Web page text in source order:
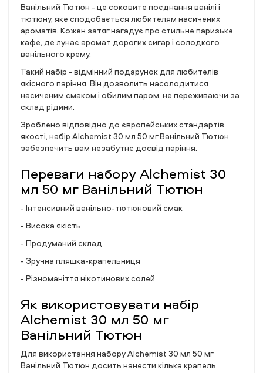
Ванільний Тютюн - це соковите поєднання ванілі і
тютюну, яке сподобається любителям насичених
ароматів. Кожен затяг нагадує про стильне паризьке
кафе, де лунає аромат дорогих сигар і солодкого
ванільного крему.
Такий набір - відмінний подарунок для любителів
якісного паріння. Він дозволить насолодитися
насиченим смаком і обилим паром, не переживаючи за
склад рідини.
Зроблено відповідно до європейських стандартів
якості, набір Alchemist 30 мл 50 мг Ванільний Тютюн
забезпечить вам незабутнє досвід паріння.
Переваги набору Alchemist 30
мл 50 мг Ванільний Тютюн
- Інтенсивний ванільно-тютюновий смак
- Висока якість
- Продуманий склад
- Зручна пляшка-крапельниця
- Різноманіття нікотинових солей
Як використовувати набір
Alchemist 30 мл 50 мг
Ванільний Тютюн
Для використання набору Alchemist 30 мл 50 мг
Ванільний Тютюн досить нанести кілька крапель